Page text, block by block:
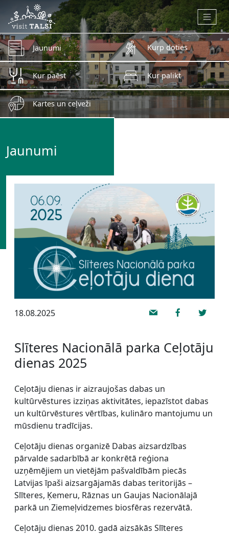
Skip to main content
Jaunumi Kurp doties
Kur paēst Kur palikt
Kartes un ceļveži
Jaunumi
18.08.2025
Slīteres Nacionālā parka Ceļotāju
dienas 2025
Ceļotāju dienas ir aizraujošas dabas un
kultūrvēstures izziņas aktivitātes, iepazīstot dabas
un kultūrvēstures vērtības, kulināro mantojumu un
mūsdienu tradīcijas.
Ceļotāju dienas organizē Dabas aizsardzības
pārvalde sadarbībā ar konkrētā reģiona
uzņēmējiem un vietējām pašvaldībām piecās
Latvijas īpaši aizsargājamās dabas teritorijās –
Slīteres, Ķemeru, Rāznas un Gaujas Nacionālajā
parkā un Ziemeļvidzemes biosfēras rezervātā.
Ceļotāju dienas 2010. gadā aizsākās Slīteres